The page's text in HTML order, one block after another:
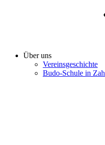
Über uns
Vereinsgeschichte
Budo-Schule in